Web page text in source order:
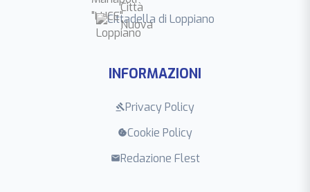
Cittadella di Loppiano
INFORMAZIONI
gavelPrivacy Policy
cookieCookie Policy
mailRedazione Flest